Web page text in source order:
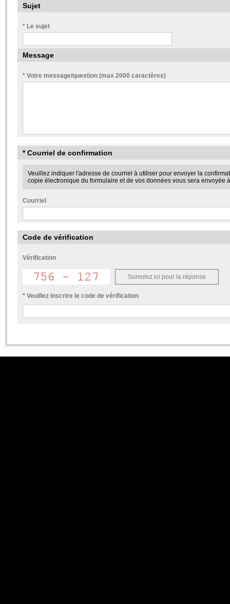
Sujet
* Le sujet
Message
* Votre message/question (max 2000 caractères)
* Courriel de confirmation
Veuillez indiquer l'adresse de courriel à utiliser pour envoyer la
copie électronique du formulaire et de vos données vous sera envoyée
Courriel
Code de vérification
Vérification
Survolez ici pour la réponse
* Veuillez inscrire le code de vérification